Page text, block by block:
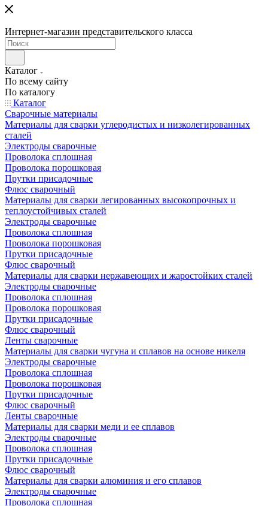
Интернет-магазин представительского класса
Каталог
По всему сайту
По каталогу
Каталог
Сварочные материалы
Материалы для сварки углеродистых и низколегированных
сталей
Электроды сварочные
Проволока сплошная
Проволока порошковая
Прутки присадочные
Флюс сварочный
Материалы для сварки легированных высокопрочных и
теплоустойчивых сталей
Электроды сварочные
Проволока сплошная
Проволока порошковая
Прутки присадочные
Флюс сварочный
Материалы для сварки нержавеющих и жаростойких сталей
Электроды сварочные
Проволока сплошная
Проволока порошковая
Прутки присадочные
Флюс сварочный
Ленты сварочные
Материалы для сварки чугуна и сплавов на основе никеля
Электроды сварочные
Проволока сплошная
Проволока порошковая
Прутки присадочные
Флюс сварочный
Ленты сварочные
Материалы для сварки меди и ее сплавов
Электроды сварочные
Проволока сплошная
Прутки присадочные
Флюс сварочный
Материалы для сварки алюминия и его сплавов
Электроды сварочные
Проволока сплошная